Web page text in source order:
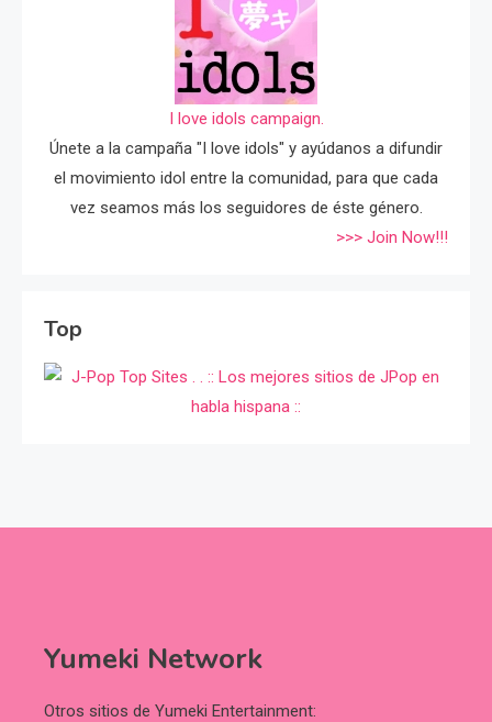
I love idols campaign.
Únete a la campaña "I love idols" y ayúdanos a difundir
el movimiento idol entre la comunidad, para que cada
vez seamos más los seguidores de éste género.
>>> Join Now!!!
Top
Yumeki Network
Otros sitios de Yumeki Entertainment: